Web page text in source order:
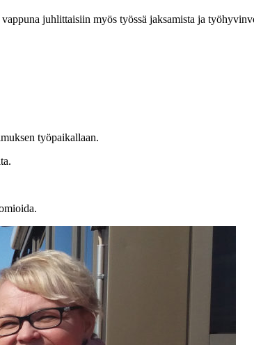
juhlittaisiin myös työssä jaksamista ja
työpaikallaan.